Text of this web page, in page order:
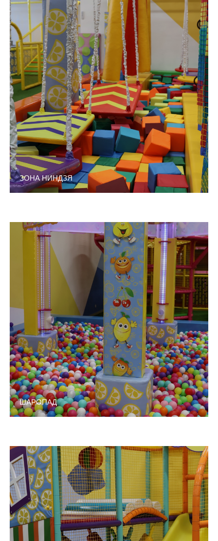
ЗОНА НИНДЗЯ
ШАРОПАД